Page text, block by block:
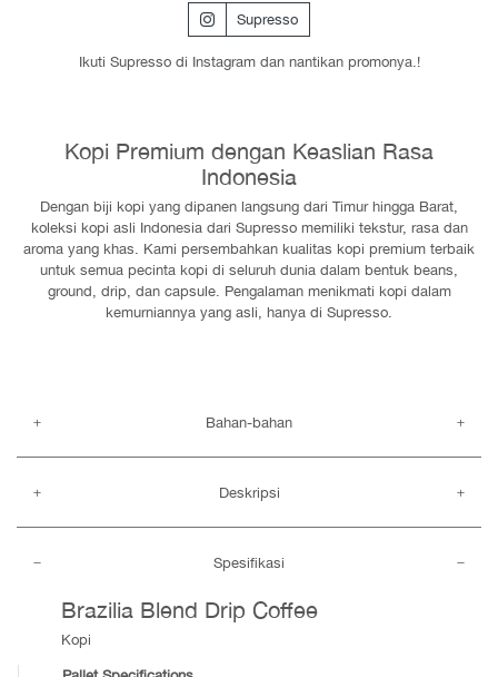
Supresso
Ikuti Supresso di Instagram dan nantikan promonya.!
Kopi Premium dengan Keaslian Rasa
Indonesia
Dengan biji kopi yang dipanen langsung dari Timur hingga Barat,
koleksi kopi asli Indonesia dari Supresso memiliki tekstur, rasa dan
aroma yang khas. Kami persembahkan kualitas kopi premium terbaik
untuk semua pecinta kopi di seluruh dunia dalam bentuk beans,
ground, drip, dan capsule. Pengalaman menikmati kopi dalam
kemurniannya yang asli, hanya di Supresso.
Bahan-bahan
Deskripsi
Spesifikasi
Brazilia Blend Drip Coffee
Kopi